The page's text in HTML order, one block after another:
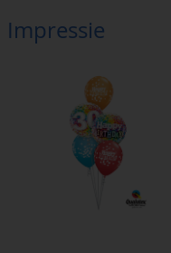
Impressie